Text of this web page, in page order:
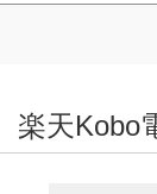
楽天Kobo